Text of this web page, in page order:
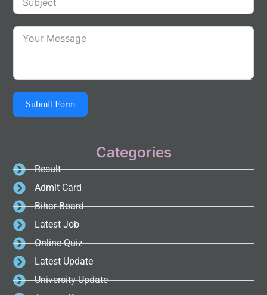
Submit Form
Categories
Result
Admit Card
Bihar Board
Latest Job
Online Quiz
Latest Update
University Update